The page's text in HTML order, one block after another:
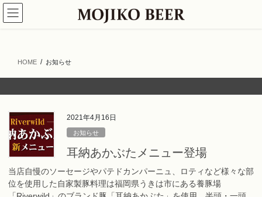
コ
ン
ス
ナ
ビ
ン
HOME お知らせ
2021年4月16日
お知らせ
耳納あかぶたメニュー登場
当店自慢のソーセージやパテドカンパーニュ、ロティなど様々な部
位を使用した自家製豚料理は福岡県うきは市にある養豚場